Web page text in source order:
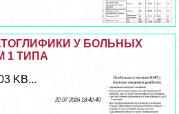
У БОЛЬНЫХ
1 ТИПА
KB...
22 07 2026 18:42:40